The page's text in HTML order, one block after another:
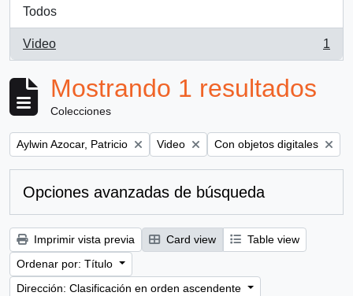
Todos
Video
, 1 resultados
1
Mostrando 1 resultados
Colecciones
Remove filter:
Aylwin Azocar, Patricio Remove filter:
Video Remove filter:
Con objetos digitales
Opciones avanzadas de búsqueda
Imprimir vista previa Card view
Table view
Ordenar por: Título
Dirección: Clasificación en orden ascendente